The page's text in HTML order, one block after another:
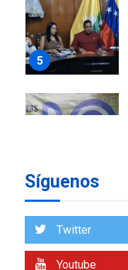
5
Síguenos
Twitter
Youtube